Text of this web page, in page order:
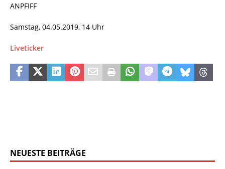
ANPFIFF
Samstag, 04.05.2019, 14 Uhr
Liveticker
NEUESTE BEITRÄGE